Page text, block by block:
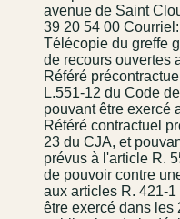
avenue de Saint
39 20 54 00
Télécopie du greffe
de recours ouvertes
Référé
L.551-12 du Code
pouvant être exercé
Référé contractuel
23 du CJA, et
prévus à l'article R.
de pouvoir contre
aux articles R. 421-
être exercé dans les